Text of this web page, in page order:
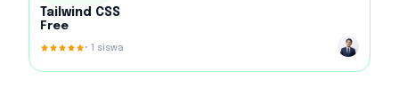
Tailwind CSS
Free
• 1 siswa